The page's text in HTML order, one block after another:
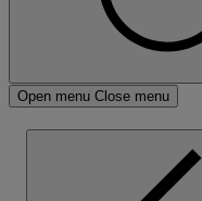
Open menu Close menu